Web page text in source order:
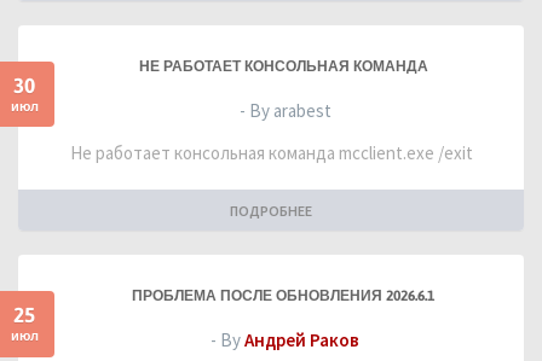
30
июл
НЕ РАБОТАЕТ КОНСОЛЬНАЯ КОМАНДА
- By arabest
Не работает консольная команда mcclient.exe /exit
ПОДРОБНЕЕ
25
июл
ПРОБЛЕМА ПОСЛЕ ОБНОВЛЕНИЯ 2026.6.1
- ByАндрей Раков